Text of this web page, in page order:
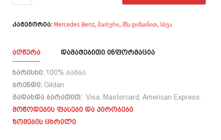
კატეგორია: Mercedes Benz,მაისური,მზა დიზაინით,სხვა
ᲐᲦᲬᲔᲠᲐ ᲓᲐᲛᲐᲢᲔᲑᲘᲗᲘ ᲘᲜᲤᲝᲠᲛᲐᲪᲘᲐ
ხარისხი: 100% ბამბა.
ბრენდი: Gildan
გადახდა ბარათით: Visa, Mastercard, American Express.
მოწოდების ფასები და პირობები
ზომების ცხრილი